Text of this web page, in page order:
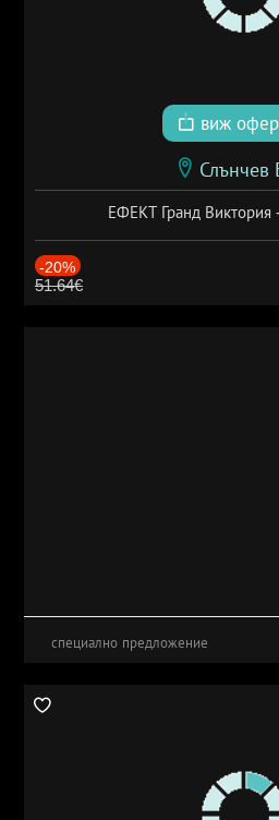
виж
Слънчев
ЕФЕКТ Гранд Виктория
-20%
51.64€
специално предложение